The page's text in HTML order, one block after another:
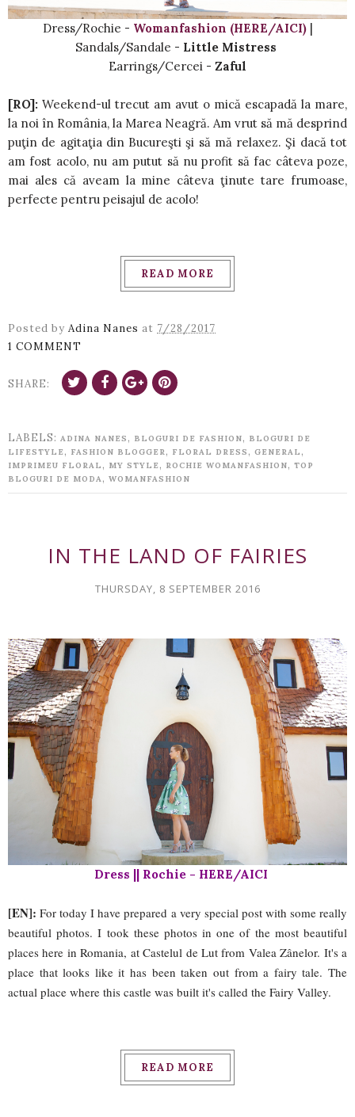
Dress/Rochie - Womanfashion (HERE/AICI)|
Sandals/Sandale - Little Mistress
Earrings/Cercei - Zaful
[RO]: Weekend-ul trecut am avut o mică escapadă la mare,
la noi în România, la Marea Neagră. Am vrut să mă desprind
puţin de agitaţia din Bucureşti şi să mă relaxez. Şi dacă tot
am fost acolo, nu am putut să nu profit să fac câteva poze,
mai ales că aveam la mine câteva ţinute tare frumoase,
perfecte pentru peisajul de acolo!
READ MORE
Posted by Adina Nanes at 7/28/2017
1 COMMENT
SHARE:
LABELS: ADINA NANES , BLOGURI DE FASHION, BLOGURI DE
LIFESTYLE , FASHION BLOGGER, FLORAL DRESS , GENERAL ,
IMPRIMEU FLORAL , MY STYLE , ROCHIE WOMANFASHION, TOP
BLOGURI DE MODA, WOMANFASHION
IN THE LAND OF FAIRIES
THURSDAY, 8 SEPTEMBER 2016
Dress || Rochie - HERE/AICI
[EN]: For today I have prepared a very special post with some really
beautiful photos. I took these photos in one of the most beautiful
places here in Romania, at Castelul de Lut from Valea Zânelor. It's a
place that looks like it has been taken out from a fairy tale. The
actual place where this castle was built it's called the Fairy Valley.
READ MORE